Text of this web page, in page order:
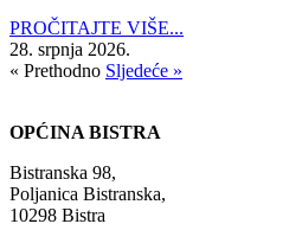
PROČITAJTE VIŠE...
28. srpnja 2026.
« Prethodno Sljedeće »
OPĆINA BISTRA
Bistranska 98,
Poljanica Bistranska,
10298 Bistra